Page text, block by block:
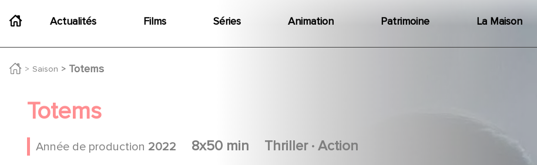
Actualités Films Séries Animation Patrimoine La Maison
Saison Totems
Totems
Année de production 2022 8x50 min Thriller . Action